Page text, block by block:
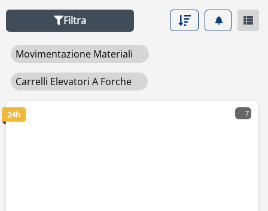
Filtra
Movimentazione Materiali
Carrelli Elevatori A Forche
7
24h